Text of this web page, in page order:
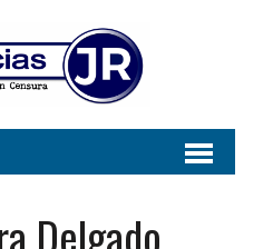
Delgado